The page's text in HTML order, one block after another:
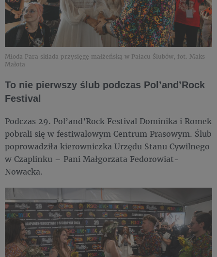
Młoda Para składa przysięgę małżeńską w Pałacu Ślubów, fot. Maks
Małota
To nie pierwszy ślub podczas Pol’and’Rock
Festival
Podczas 29. Pol’and’Rock Festival Dominika i Romek
pobrali się w festiwalowym Centrum Prasowym. Ślub
poprowadziła kierowniczka Urzędu Stanu Cywilnego
w Czaplinku – Pani Małgorzata Fedorowiat-
Nowacka.